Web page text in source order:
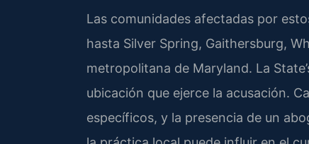
Las comunidades afectadas por
hasta Silver Spring, Gaithersburg,
metropolitana de Maryland. La
ubicación que ejerce la acusación.
específicos, y la presencia de un